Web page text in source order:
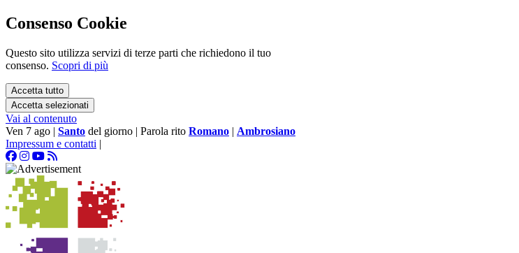
Consenso Cookie
Questo sito utilizza servizi di terze parti che richiedono il tuo
consenso. Scopri di più
Accetta tutto
Accetta selezionati
Vai al contenuto
Ven 7 ago | Santo del giorno | Parola rito Romano | Ambrosiano
Impressum e contatti |